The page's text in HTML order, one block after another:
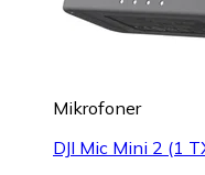
Mikrofoner
DJI Mic Mini 2 (1